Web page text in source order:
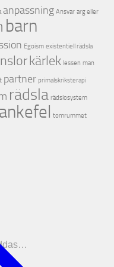
anpassning Ansvar arg eller
barn
Egoism existentiell rädsla
kärlek lessen man
partner primalskriksterapi
rädsla rädslosystem
tomrummet